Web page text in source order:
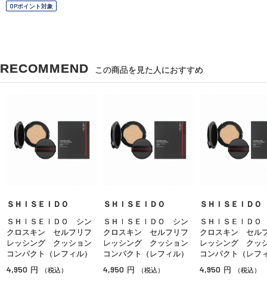
OPポイント対象
RECOMMEND この商品を見た人におすすめ
ＳＨＩＳＥＩＤＯ
ＳＨＩＳＥＩＤＯ シン
クロスキン セルフリフ
レッシング クッション
コンパクト（レフィル）
4,950 円 （税込）
ＳＨＩＳＥＩＤＯ
ＳＨＩＳＥＩＤＯ シン
クロスキン セルフリフ
レッシング クッション
コンパクト（レフィル）
4,950 円 （税込）
ＳＨＩＳＥＩＤＯ
ＳＨＩＳＥＩＤ
クロスキン セル
レッシング クッ
コンパクト（レフ
4,950 円 （税込）